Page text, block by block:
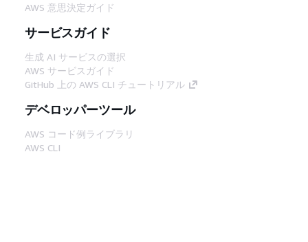
AWS 意思決定ガイド
サービスガイド
生成 AI サービスの選択
AWS サービスガイド
GitHub 上の AWS CLI チュートリアル
デベロッパーツール
AWS コード例ライブラリ
AWS CLI